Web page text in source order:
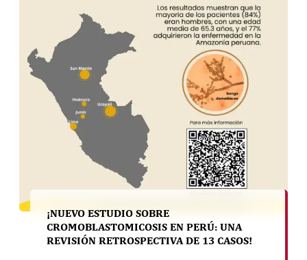
¡NUEVO ESTUDIO SOBRE
CROMOBLASTOMICOSIS EN PERÚ: UNA
REVISIÓN RETROSPECTIVA DE 13 CASOS!